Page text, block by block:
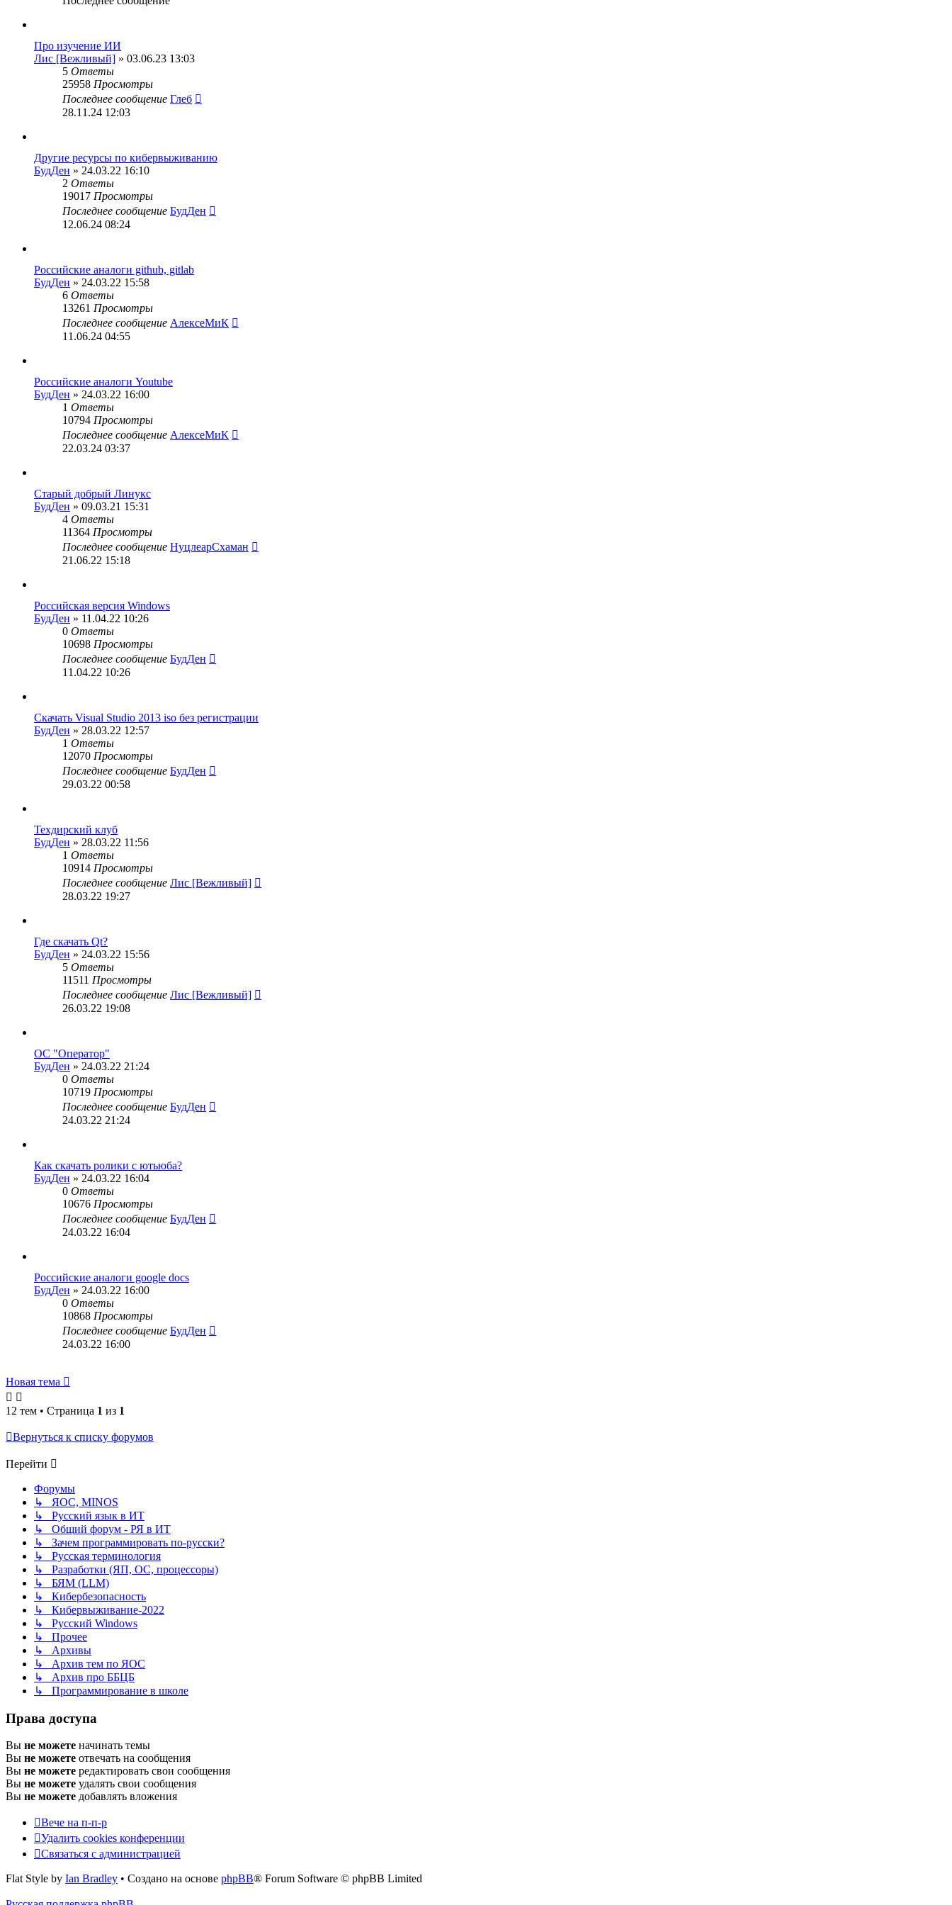
Про изучение ИИ
Лис [Вежливый] » 03.06.23 13:03
5 Ответы
25958 Просмотры
Последнее сообщение Глеб
28.11.24 12:03
Другие ресурсы по кибервыживанию
БудДен » 24.03.22 16:10
2 Ответы
19017 Просмотры
Последнее сообщение БудДен
12.06.24 08:24
Российские аналоги github, gitlab
БудДен » 24.03.22 15:58
6 Ответы
13261 Просмотры
Последнее сообщение АлексеМиК
11.06.24 04:55
Российские аналоги Youtube
БудДен » 24.03.22 16:00
1 Ответы
10794 Просмотры
Последнее сообщение АлексеМиК
22.03.24 03:37
Старый добрый Линукс
БудДен » 09.03.21 15:31
4 Ответы
11364 Просмотры
Последнее сообщение НуцлеарСхаман
21.06.22 15:18
Российская версия Windows
БудДен » 11.04.22 10:26
0 Ответы
10698 Просмотры
Последнее сообщение БудДен
11.04.22 10:26
Скачать Visual Studio 2013 iso без регистрации
БудДен » 28.03.22 12:57
1 Ответы
12070 Просмотры
Последнее сообщение БудДен
29.03.22 00:58
Техдирский клуб
БудДен » 28.03.22 11:56
1 Ответы
10914 Просмотры
Последнее сообщение Лис [Вежливый]
28.03.22 19:27
Где скачать Qt?
БудДен » 24.03.22 15:56
5 Ответы
11511 Просмотры
Последнее сообщение Лис [Вежливый]
26.03.22 19:08
ОС "Оператор"
БудДен » 24.03.22 21:24
0 Ответы
10719 Просмотры
Последнее сообщение БудДен
24.03.22 21:24
Как скачать ролики с ютьюба?
БудДен » 24.03.22 16:04
0 Ответы
10676 Просмотры
Последнее сообщение БудДен
24.03.22 16:04
Российские аналоги google docs
БудДен » 24.03.22 16:00
0 Ответы
10868 Просмотры
Последнее сообщение БудДен
24.03.22 16:00
Новая тема
12 тем • Страница 1 из 1
Вернуться к списку форумов
Перейти
Форумы
↳ ЯОС, MINOS
↳ Русский язык в ИТ
↳ Общий форум - РЯ в ИТ
↳ Зачем программировать по-русски?
↳ Русская терминология
↳ Разработки (ЯП, ОС, процессоры)
↳ БЯМ (LLM)
↳ Кибербезопасность
↳ Кибервыживание-2022
↳ Русский Windows
↳ Прочее
↳ Архивы
↳ Архив тем по ЯОС
↳ Архив про ББЦБ
↳ Программирование в школе
Права доступа
Вы не можете начинать темы
Вы не можете отвечать на сообщения
Вы не можете редактировать свои сообщения
Вы не можете удалять свои сообщения
Вы не можете добавлять вложения
Вече на п-п-р
Удалить cookies конференции
Связаться с администрацией
Flat Style by Ian Bradley • Создано на основе phpBB® Forum Software © phpBB Limited